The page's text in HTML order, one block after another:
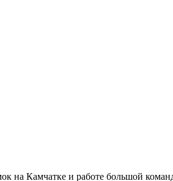
на Камчатке и работе большой